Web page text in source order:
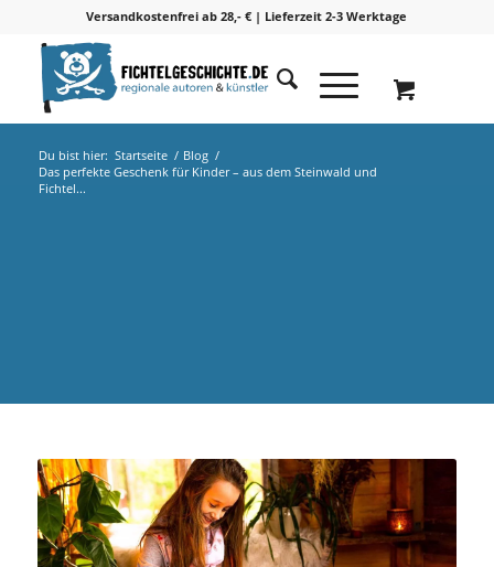
Versandkostenfrei ab 28,- € | Lieferzeit 2-3 Werktage
Du bist hier: Startseite / Blog /
Das perfekte Geschenk für Kinder – aus dem Steinwald und
Fichtel...